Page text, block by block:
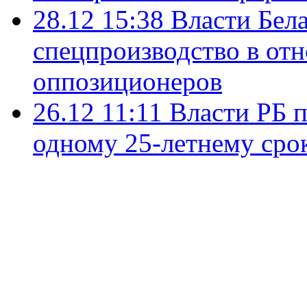
28.12 15:38 Власти
спецпроизводство в
оппозиционеров
26.12 11:11 Власти РБ
одному 25-летнему